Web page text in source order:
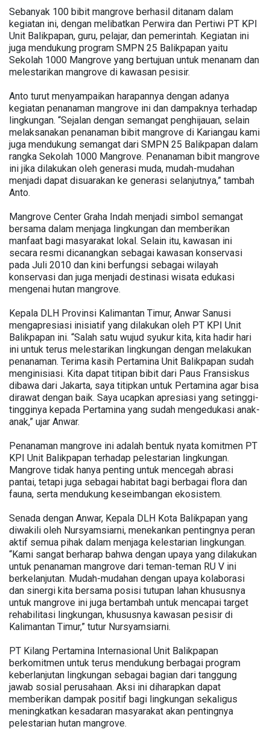
Sebanyak 100 bibit mangrove berhasil ditanam dalam
kegiatan ini, dengan melibatkan Perwira dan Pertiwi PT KPI
Unit Balikpapan, guru, pelajar, dan pemerintah. Kegiatan ini
juga mendukung program SMPN 25 Balikpapan yaitu
Sekolah 1000 Mangrove yang bertujuan untuk menanam dan
melestarikan mangrove di kawasan pesisir.
Anto turut menyampaikan harapannya dengan adanya
kegiatan penanaman mangrove ini dan dampaknya terhadap
lingkungan. “Sejalan dengan semangat penghijauan, selain
melaksanakan penanaman bibit mangrove di Kariangau kami
juga mendukung semangat dari SMPN 25 Balikpapan dalam
rangka Sekolah 1000 Mangrove. Penanaman bibit mangrove
ini jika dilakukan oleh generasi muda, mudah-mudahan
menjadi dapat disuarakan ke generasi selanjutnya,” tambah
Anto.
Mangrove Center Graha Indah menjadi simbol semangat
bersama dalam menjaga lingkungan dan memberikan
manfaat bagi masyarakat lokal. Selain itu, kawasan ini
secara resmi dicanangkan sebagai kawasan konservasi
pada Juli 2010 dan kini berfungsi sebagai wilayah
konservasi dan juga menjadi destinasi wisata edukasi
mengenai hutan mangrove.
Kepala DLH Provinsi Kalimantan Timur, Anwar Sanusi
mengapresiasi inisiatif yang dilakukan oleh PT KPI Unit
Balikpapan ini. “Salah satu wujud syukur kita, kita hadir hari
ini untuk terus melestarikan lingkungan dengan melakukan
penanaman. Terima kasih Pertamina Unit Balikpapan sudah
menginisiasi. Kita dapat titipan bibit dari Paus Fransiskus
dibawa dari Jakarta, saya titipkan untuk Pertamina agar bisa
dirawat dengan baik. Saya ucapkan apresiasi yang setinggi-
tingginya kepada Pertamina yang sudah mengedukasi anak-
anak,” ujar Anwar.
Penanaman mangrove ini adalah bentuk nyata komitmen PT
KPI Unit Balikpapan terhadap pelestarian lingkungan.
Mangrove tidak hanya penting untuk mencegah abrasi
pantai, tetapi juga sebagai habitat bagi berbagai flora dan
fauna, serta mendukung keseimbangan ekosistem.
Senada dengan Anwar, Kepala DLH Kota Balikpapan yang
diwakili oleh Nursyamsiarni, menekankan pentingnya peran
aktif semua pihak dalam menjaga kelestarian lingkungan.
“Kami sangat berharap bahwa dengan upaya yang dilakukan
untuk penanaman mangrove dari teman-teman RU V ini
berkelanjutan. Mudah-mudahan dengan upaya kolaborasi
dan sinergi kita bersama posisi tutupan lahan khususnya
untuk mangrove ini juga bertambah untuk mencapai target
rehabilitasi lingkungan, khususnya kawasan pesisir di
Kalimantan Timur,” tutur Nursyamsiarni.
PT Kilang Pertamina Internasional Unit Balikpapan
berkomitmen untuk terus mendukung berbagai program
keberlanjutan lingkungan sebagai bagian dari tanggung
jawab sosial perusahaan. Aksi ini diharapkan dapat
memberikan dampak positif bagi lingkungan sekaligus
meningkatkan kesadaran masyarakat akan pentingnya
pelestarian hutan mangrove.